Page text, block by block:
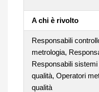
A chi è rivolto
Responsabili
metrologia,
Responsabili
qualità, Operatori
qualità